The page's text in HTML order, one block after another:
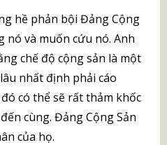
hề phản bội Đảng Cộng
nó và muốn cứu nó. Anh
chế độ cộng sản là một
nhất định phải cáo
có thể sẽ rất thảm khốc
cùng. Đảng Cộng Sản
của họ.